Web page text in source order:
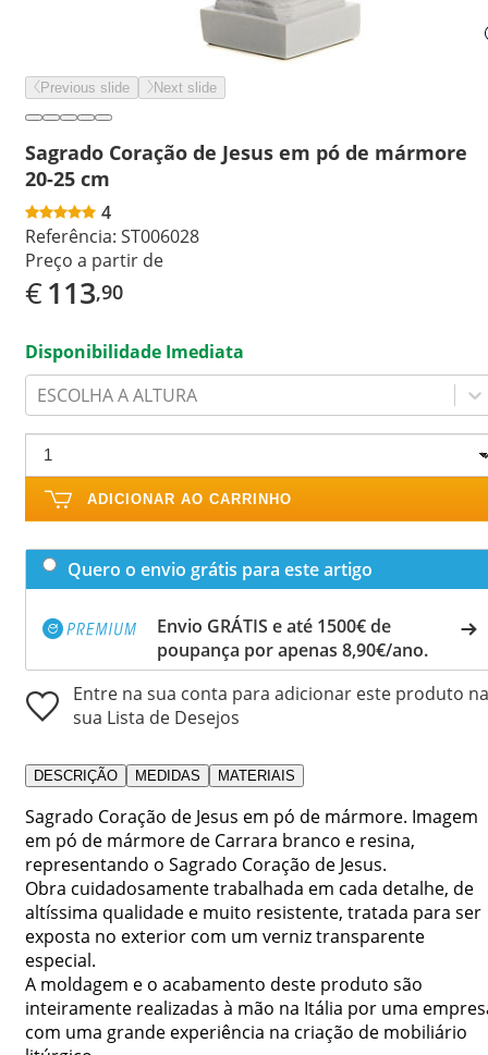
Previous slide Next slide
Sagrado Coração de Jesus em pó de mármore
20-25 cm
4
Referência: ST006028
Preço a partir de
€113,90
Disponibilidade Imediata
ESCOLHA A ALTURA
ADICIONAR AO CARRINHO
Quero o envio grátis para este artigo
Envio GRÁTIS e até 1500€ de
poupança por apenas 8,90€/ano.
Entre na sua conta para adicionar este produto na
sua Lista de Desejos
DESCRIÇÃO MEDIDAS MATERIAIS
Sagrado Coração de Jesus em pó de mármore. Imagem
em pó de mármore de Carrara branco e resina,
representando o Sagrado Coração de Jesus.
Obra cuidadosamente trabalhada em cada detalhe, de
altíssima qualidade e muito resistente, tratada para ser
exposta no exterior com um verniz transparente
especial.
A moldagem e o acabamento deste produto são
inteiramente realizadas à mão na Itália por uma
com uma grande experiência na criação de mobiliário